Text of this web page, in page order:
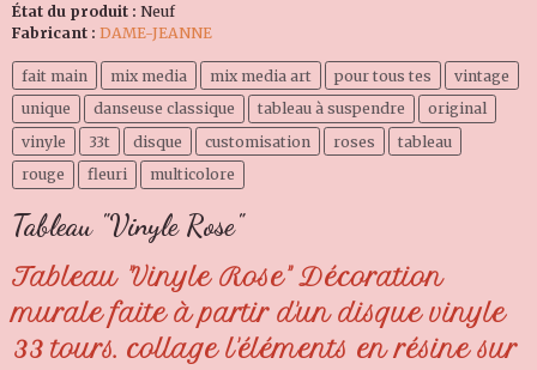
État du produit : Neuf
Fabricant : DAME-JEANNE
fait main mix media mix media art pour tous tes
vintage
unique
danseuse classique tableau à suspendre
original
vinyle
33t disque customisation roses
tableau
rouge
fleuri multicolore
Tableau "Vinyle Rose"
Tableau "Vinyle Rose" Décoration
murale faite à partir d'un disque vinyle
33 tours. collage l'éléments en résine sur